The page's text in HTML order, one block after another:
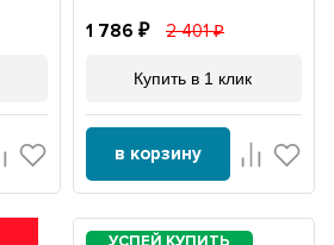
1 786 2 401
Купить в 1 клик
в корзину